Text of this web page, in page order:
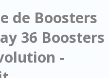
de Boosters
36 Boosters
-